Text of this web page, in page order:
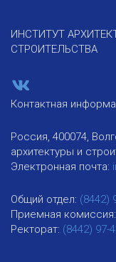
ИНСТИТУТ
СТРОИТЕЛЬСТВА
Контактная
Россия, 400074,
архитектуры и
Электронная почта:
Общий отдел: (8442)
Приемная комиссия:
Ректорат: (8442) 97-